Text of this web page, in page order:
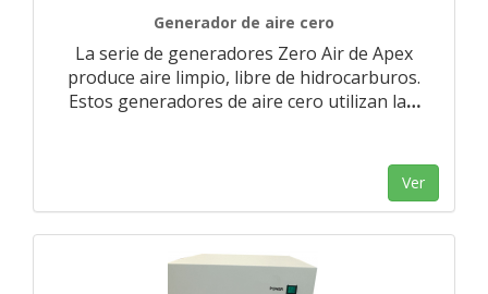
Generador de aire cero
La serie de generadores Zero Air de Apex
produce aire limpio, libre de hidrocarburos.
Estos generadores de aire cero utilizan la…
Ver